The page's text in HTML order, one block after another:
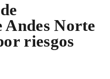
Andes Norte
riesgos